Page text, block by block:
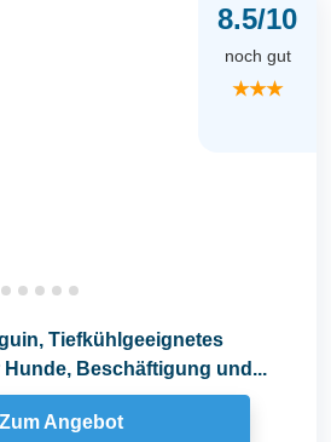
8.5/10
noch gut
★★★
Tiefkühlgeeignetes
Beschäftigung und...
Zum Angebot